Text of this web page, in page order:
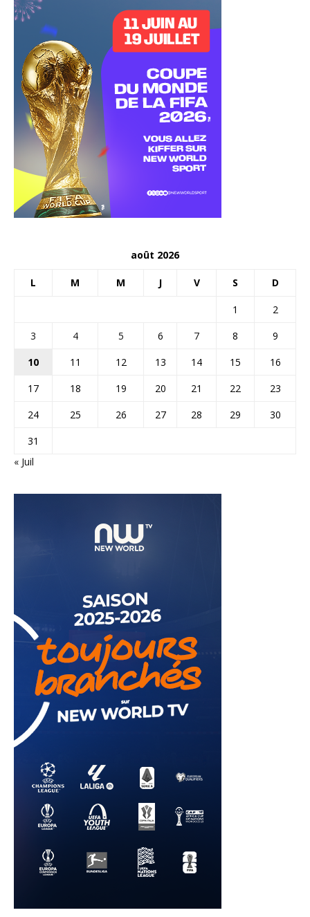
août 2026
L M M J V S D
1
2
3
4 5 6 7 8
9
10
11 12 13 14 15
16
17
18 19 20 21 22
23
24
25 26 27 28 29
30
31
« Juil